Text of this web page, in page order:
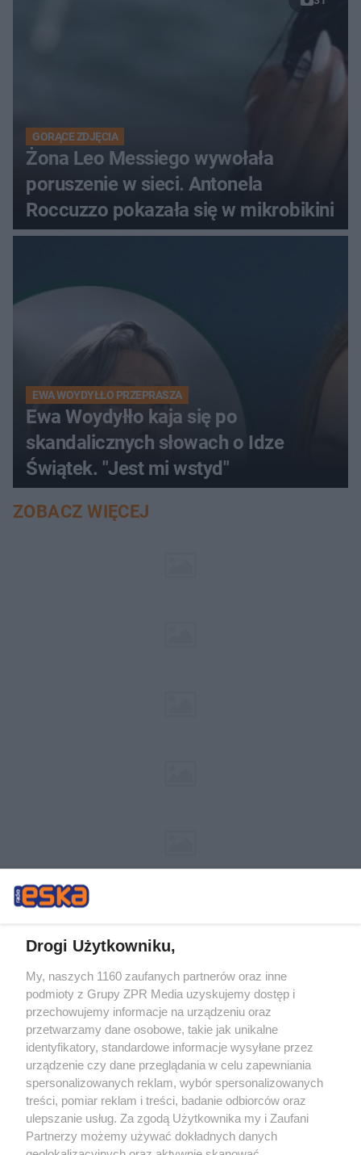
GORĄCE ZDJĘCIA
Żona Leo Messiego wywołała
poruszenie w sieci. Antonela
Roccuzzo pokazała się w mikrobikini
EWA WOYDYŁŁO PRZEPRASZA
Ewa Woydyłło kaja się po
skandalicznych słowach o Idze
Świątek. "Jest mi wstyd"
ZOBACZ WIĘCEJ
Żaden utwór zamieszczony w serwisie nie może być powielany i
rozpowszechniany lub dalej rozpowszechniany w jakikolwiek sposób (w
tym także elektroniczny lub mechaniczny) na jakimkolwiek polu
eksploatacji w jakiejkolwiek formie, włącznie z umieszczaniem w Internecie
bez pisemnej zgody właściciela praw. Jakiekolwiek użycie lub
wykorzystanie utworów w całości lub w części z naruszeniem prawa, tzn.
bez właściwej zgody, jest zabronione pod groźbą kary i może być ścigane
prawnie.
Drogi Użytkowniku,
My, naszych 1160 zaufanych partnerów oraz inne
podmioty z Grupy ZPR Media uzyskujemy dostęp i
przechowujemy informacje na urządzeniu oraz
przetwarzamy dane osobowe, takie jak unikalne
identyfikatory, standardowe informacje wysyłane przez
urządzenie czy dane przeglądania w celu zapewniania
spersonalizowanych reklam, wybór spersonalizowanych
treści, pomiar reklam i treści, badanie odbiorców oraz
ulepszanie usług. Za zgodą Użytkownika my i Zaufani
Partnerzy możemy używać dokładnych danych